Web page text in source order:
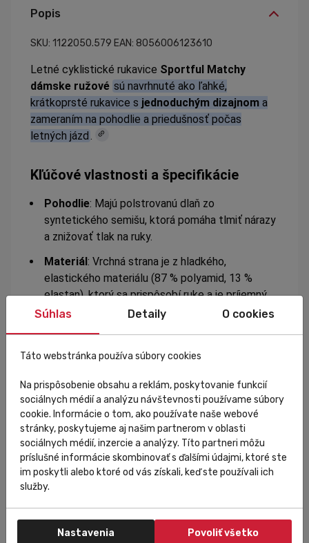
Popis
SKU: 1122050.579 EAN: 8056006123610
Letné cyklistické rukavice Sportful Matchy
dámske ružové sú navrhnuté ako ľahké,
krátkoprsté rukavice s jednoduchým dizajnom a
zameraním na pohodlie a priedušnosť počas
letných jázd .
Kľúčové vlastnosti a špecifikácie
Pohodlie: Majú polstrovanú dlaň zo
syntetického semišu, ktorá pomáha tlmiť nárazy
a znižovať tlak na ruky.
Materiál: Vrchná strana je z hladkého,
elastického materiálu (87 % polyamid, 13 %
elastan), ktorý sa prispôsobí ruke a je príjemný
na dotyk.
Vetranie: Dlaň je vybavená mikroperforáciami a
dierkovanými časťami na prstoch, čo zlepšuje
Praktickosť: Na vrchnej strane palca sa
nachádza hebký mikrovláknový materiál, ktorý
slúži ako stierka na pot.
Nasadzovanie: Elastická, neupravená (raw-cut)
manžeta na zápästí zaisťuje ľahké nasadenie a
vyzlečenie rukavíc.
Súhlas Detaily O cookies
Táto webstránka používa súbory cookies
Na prispôsobenie obsahu a reklám, poskytovanie funkcií
sociálnych médií a analýzu návštevnosti používame súbory
cookie. Informácie o tom, ako používate naše webové
stránky, poskytujeme aj našim partnerom v oblasti
sociálnych médií, inzercie a analýzy. Títo partneri môžu
príslušné informácie skombinovať s ďalšími údajmi, ktoré ste
im poskytli alebo ktoré od vás získali, keď ste používali ich
služby.
Nastavenia Povoliť všetko